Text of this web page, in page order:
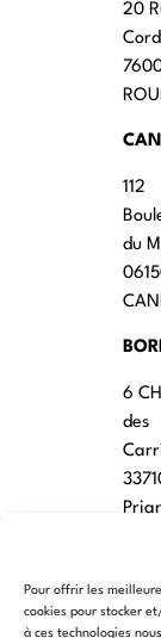
Pour offrir les
cookies pour stocker
à ces technologies
20
112
du
6
des
7